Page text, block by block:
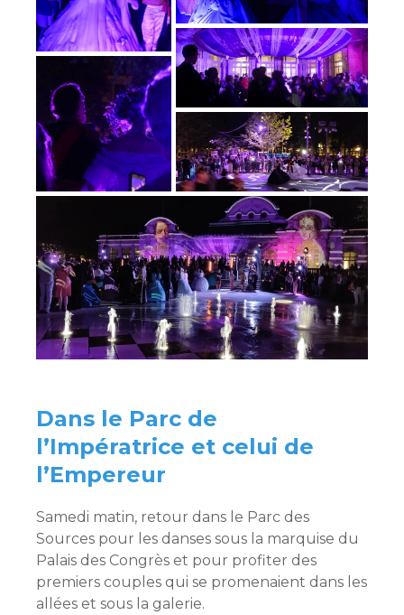
Dans le Parc de
l’Impératrice et celui de
l’Empereur
Samedi matin, retour dans le Parc des
Sources pour les danses sous la marquise du
Palais des Congrès et pour profiter des
premiers couples qui se promenaient dans les
allées et sous la galerie.